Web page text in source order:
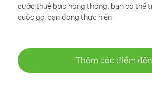
cước thuê bao hàng tháng, bạn có thể
cuộc gọi bạn đang thực hiện
Thêm các điểm đến